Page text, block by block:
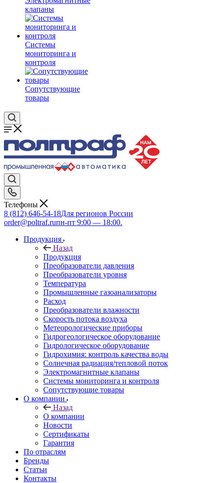
клапаны
Системы
мониторинга и
контроля
Сопутствующие
товары
Телефоны
8 (812) 646-54-18Для регионов России
order@poltraf.ruпн-пт 9:00 — 18:00.
Продукция
Назад
Продукция
Преобразователи давления
Преобразователи уровня
Температура
Промышленные газоанализаторы
Расход
Преобразователи влажности
Скорость потока воздуха
Метеорологические приборы
Гидрогеологическое оборудование
Гидрологическое оборудование
Гидрохимия: контроль качества воды
Солнечная радиация/тепловой поток
Электромагнитные клапаны
Системы мониторинга и контроля
Сопутствующие товары
О компании
Назад
О компании
Новости
Сертификаты
Гарантия
По отраслям
Бренды
Статьи
Контакты